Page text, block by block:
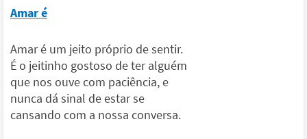
Amar é
Amar é um jeito próprio de sentir.
É o jeitinho gostoso de ter alguém
que nos ouve com paciência, e
nunca dá sinal de estar se
cansando com a nossa conversa.